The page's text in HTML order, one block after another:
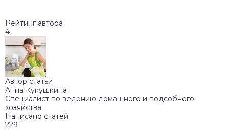
Рейтинг автора
4
Автор статьи
Анна Кукушкина
Специалист по ведению домашнего и подсобного
хозяйства
Написано статей
229